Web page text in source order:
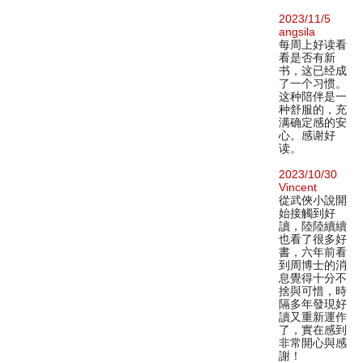
2023/11/5
angsila
每周上好读看
看是否有新
书，这已经成
了一个习惯。
这种陪伴是一
种舒服的，充
满确定感的安
心。感谢好
读。
2023/10/30
Vincent
從武俠小說開
始接觸到好
讀，陸陸續續
也看了很多好
書，六年前看
到周博士的消
息覺得十分不
捨與可惜，時
隔多年發現好
讀又重新運作
了，實在感到
非常開心與感
謝！